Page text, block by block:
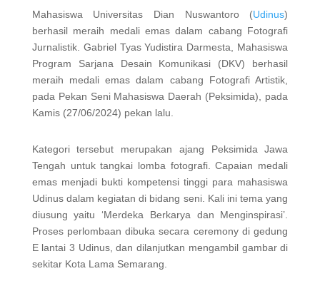
Mahasiswa Universitas Dian Nuswantoro (Udinus)
berhasil meraih medali emas dalam cabang Fotografi
Jurnalistik. Gabriel Tyas Yudistira Darmesta, Mahasiswa
Program Sarjana Desain Komunikasi (DKV) berhasil
meraih medali emas dalam cabang Fotografi Artistik,
pada Pekan Seni Mahasiswa Daerah (Peksimida), pada
Kamis (27/06/2024) pekan lalu.
Kategori tersebut merupakan ajang Peksimida Jawa
Tengah untuk tangkai lomba fotografi. Capaian medali
emas menjadi bukti kompetensi tinggi para mahasiswa
Udinus dalam kegiatan di bidang seni. Kali ini tema yang
diusung yaitu ‘Merdeka Berkarya dan Menginspirasi’.
Proses perlombaan dibuka secara ceremony di gedung
E lantai 3 Udinus, dan dilanjutkan mengambil gambar di
sekitar Kota Lama Semarang.